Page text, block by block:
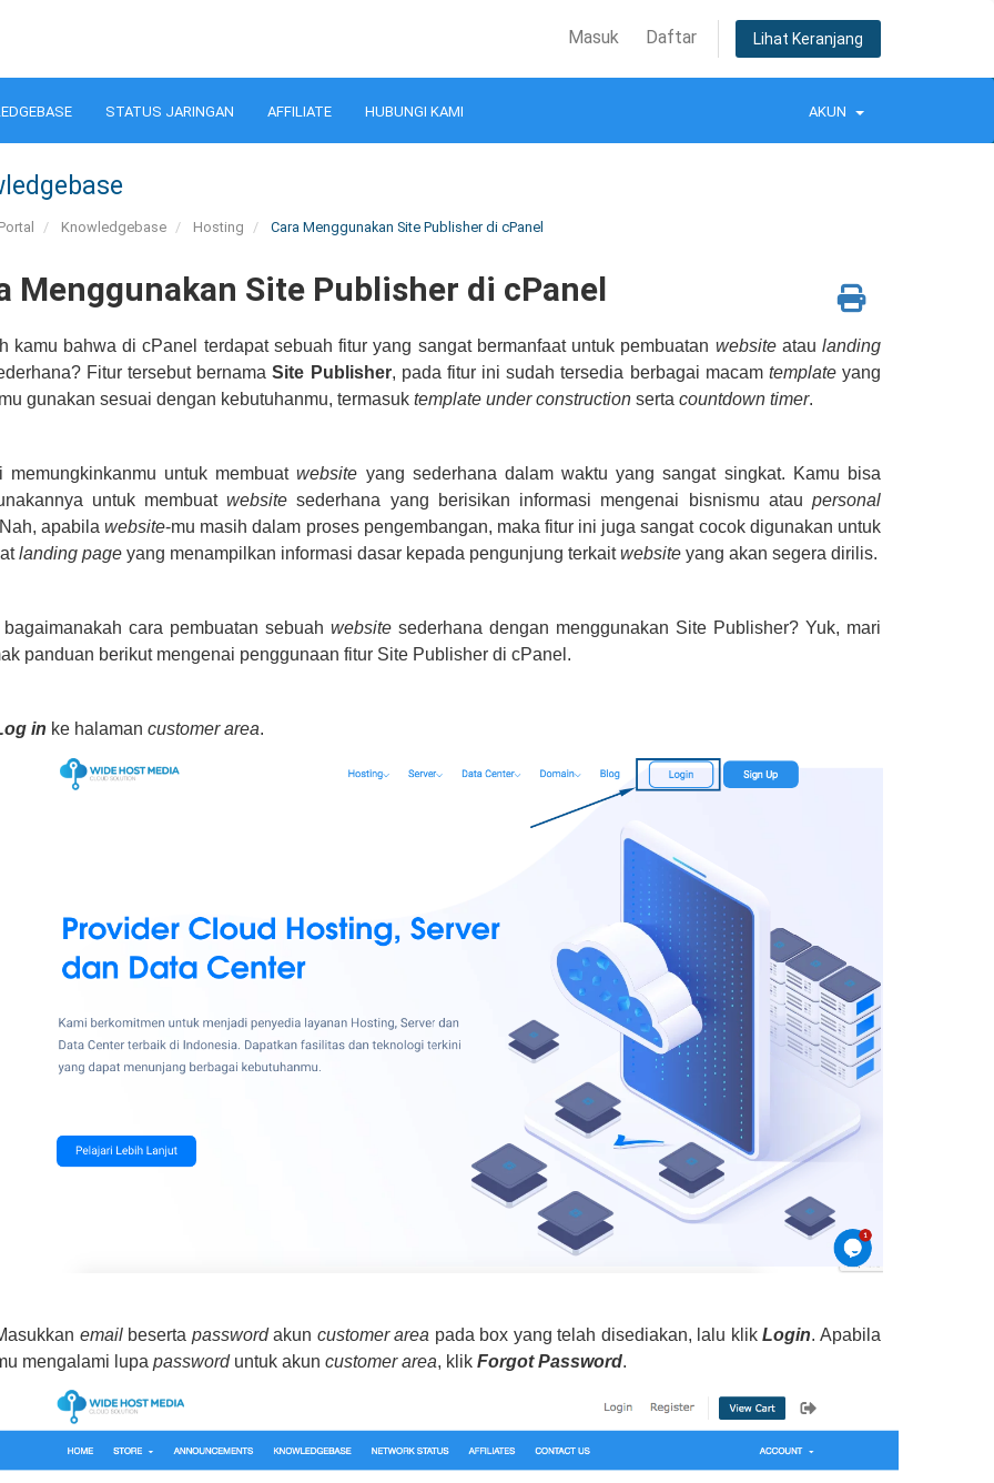
Masuk Daftar Lihat Keranjang
STATUS JARINGAN AFFILIATE HUBUNGI KAMI AKUN
Knowledgebase Hosting Cara Menggunakan Site Publisher di cPanel
Menggunakan Site Publisher di cPanel
kamu bahwa di cPanel terdapat sebuah fitur yang sangat bermanfaat untuk pembuatan website ataulanding
Fitur tersebut bernamaSite Publisher, pada fitur ini sudah tersedia berbagai macam templateyang
gunakan sesuai dengan kebutuhanmu, termasuk template under constructionserta countdown timer.
memungkinkanmu untuk membuatwebsite yang sederhana dalam waktu yang sangat singkat. Kamu bisa
untuk membuatwebsite sederhana yang berisikan informasi mengenai bisnismu ataupersonal
apabila website-mu masih dalam proses pengembangan, maka fitur ini juga sangat cocok digunakan untuk
landing pageyang menampilkan informasi dasar kepada pengunjung terkaitwebsite yang akan segera dirilis.
bagaimanakah cara pembuatan sebuahwebsite sederhana dengan menggunakan Site Publisher? Yuk, mari
panduan berikut mengenai penggunaan fitur Site Publisher di cPanel.
in ke halaman customer area.
emailbeserta passwordakun customer area pada box yang telah disediakan, lalu klikLogin. Apabila
mengalami lupa passworduntuk akun customer area, klik Forgot Password.